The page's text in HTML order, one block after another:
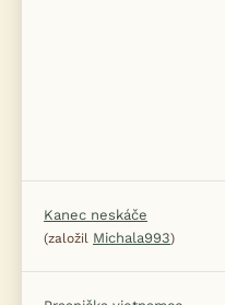
Kanec neskáče
(založil Michala993)